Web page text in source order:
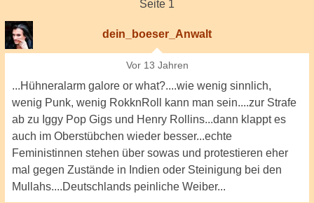
Seite 1
dein_boeser_Anwalt
Vor 13 Jahren
...Hühneralarm galore or what?....wie wenig sinnlich,
wenig Punk, wenig RokknRoll kann man sein....zur Strafe
ab zu Iggy Pop Gigs und Henry Rollins...dann klappt es
auch im Oberstübchen wieder besser...echte
Feministinnen stehen über sowas und protestieren eher
mal gegen Zustände in Indien oder Steinigung bei den
Mullahs....Deutschlands peinliche Weiber...